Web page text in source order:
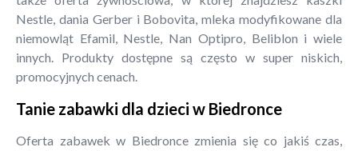
Nestle, dania Gerber i Bobovita, mleka modyfikowane dla
niemowląt Efamil, Nestle, Nan Optipro, Beliblon i wiele
innych. Produkty dostępne są często w super niskich,
promocyjnych cenach.
Tanie zabawki dla dzieci w Biedronce
Oferta zabawek w Biedronce zmienia się co jakiś czas,